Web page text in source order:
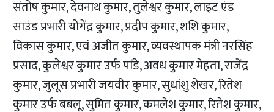
संतोष कुमार, देवनाथ कुमार, तुलेश्वर कुमार, लाइट एंड
साउंड प्रभारी योगेंद्र कुमार, प्रदीप कुमार, शशि कुमार,
विकास कुमार, एवं अजीत कुमार, व्यवस्थापक मंत्री नरसिंह
प्रसाद, कुलेश्वर कुमार उर्फ पांडे, अवध कुमार मेहता, राजेंद्र
कुमार, जुलूस प्रभारी जयवीर कुमार, सुधांशु शेखर, रितेश
कुमार उर्फ बबलू, सुमित कुमार, कमलेश कुमार, रितेश कुमार,